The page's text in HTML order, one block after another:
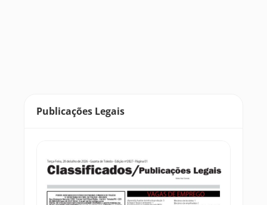
Publicações Legais